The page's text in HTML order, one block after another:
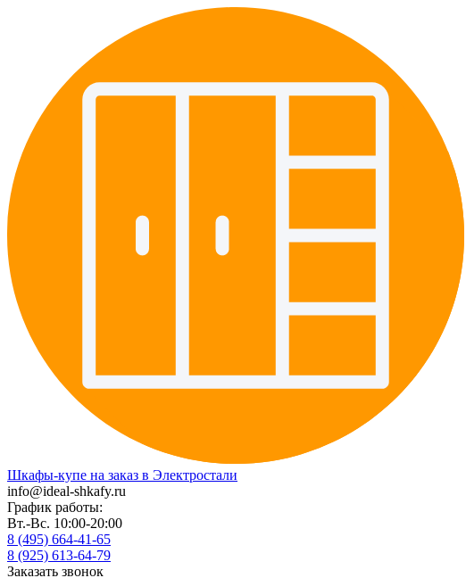
Шкафы-купе на заказ в Электростали
info@ideal-shkafy.ru
График работы:
Вт.-Вс. 10:00-20:00
8 (495) 664-41-65
8 (925) 613-64-79
Заказать звонок